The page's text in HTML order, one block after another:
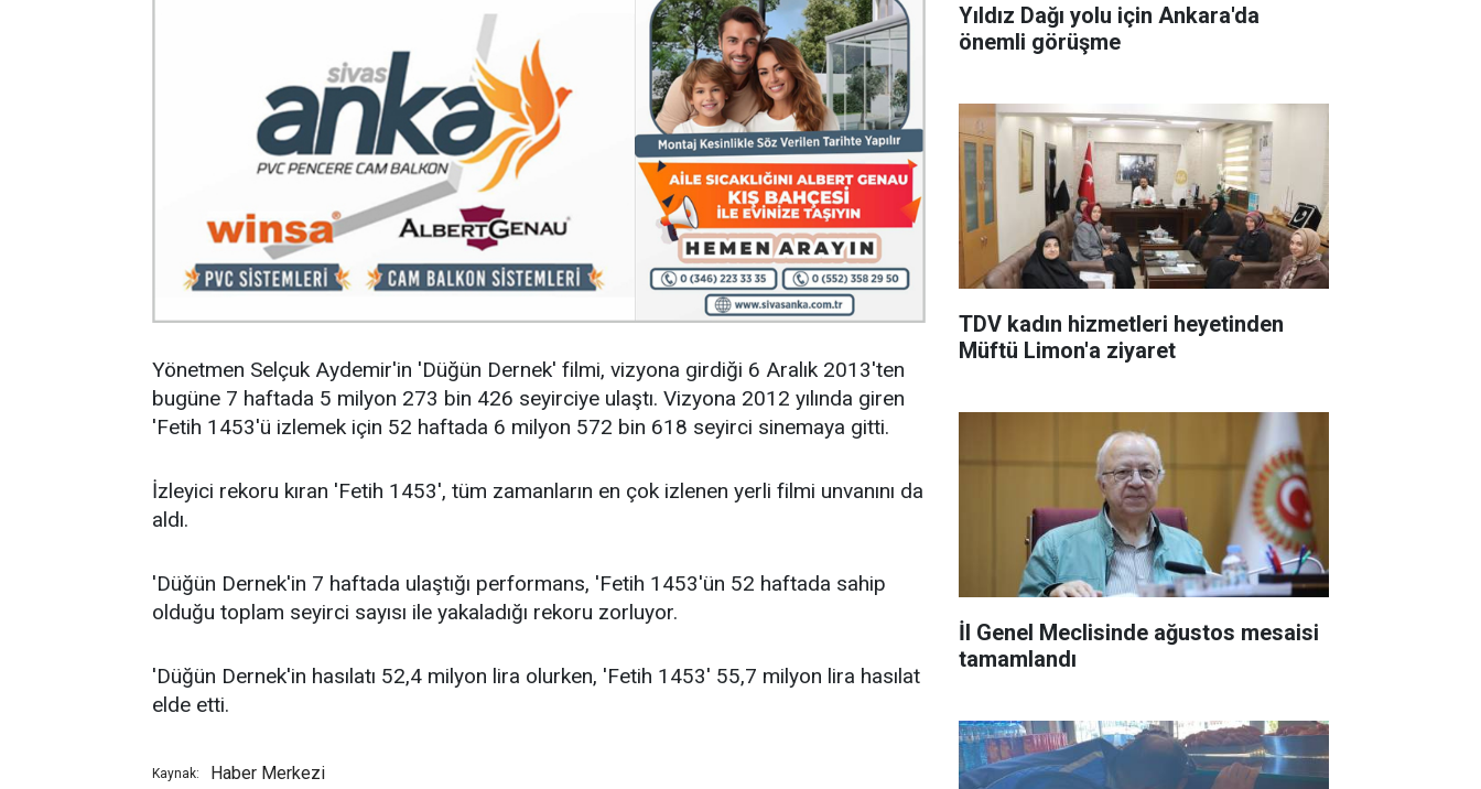
Yönetmen Selçuk Aydemir'in 'Düğün Dernek' filmi, vizyona girdiği 6 Aralık 2013'ten
bugüne 7 haftada 5 milyon 273 bin 426 seyirciye ulaştı. Vizyona 2012 yılında giren
'Fetih 1453'ü izlemek için 52 haftada 6 milyon 572 bin 618 seyirci sinemaya gitti.
İzleyici rekoru kıran 'Fetih 1453', tüm zamanların en çok izlenen yerli filmi unvanını da
aldı.
'Düğün Dernek'in 7 haftada ulaştığı performans, 'Fetih 1453'ün 52 haftada sahip
olduğu toplam seyirci sayısı ile yakaladığı rekoru zorluyor.
'Düğün Dernek'in hasılatı 52,4 milyon lira olurken, 'Fetih 1453' 55,7 milyon lira hasılat
elde etti.
Kaynak: Haber Merkezi
Yıldız Dağı yolu için Ankara'da
önemli görüşme
TDV kadın hizmetleri heyetinden
Müftü Limon'a ziyaret
İl Genel Meclisinde ağustos mesaisi
tamamlandı